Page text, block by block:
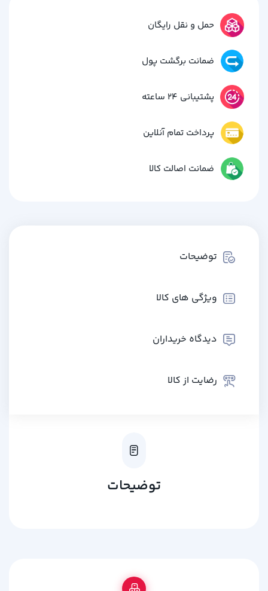
حمل و نقل رایگان
ضمانت برگشت پول
پشتیبانی 24 ساعته
پرداخت تمام آنلاین
ضمانت اصالت کالا
توضیحات
ویژگی های کالا
دیدگاه خریداران
رضایت از کالا
توضیحات